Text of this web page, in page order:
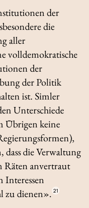
der
die
aller
volldemokratische
der
der Politik
ist. Simler
Unterschiede
Übrigen keine
dass die Verwaltung
Räten anvertraut
Interessen
zu dienen». 21